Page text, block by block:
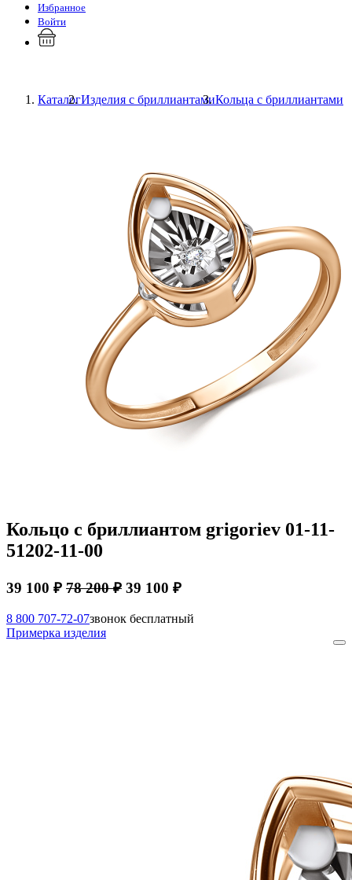
Избранное
Войти
КаталогИзделия с бриллиантамиКольца с бриллиантами
Кольцо с бриллиантом grigoriev 01-11-
51202-11-00
39 100 ₽ 78 200 ₽ 39 100 ₽
8 800 707-72-07звонок бесплатный
Примерка изделия